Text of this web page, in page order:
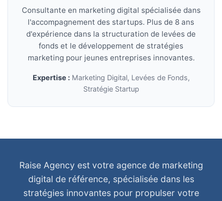
Consultante en marketing digital spécialisée dans
l'accompagnement des startups. Plus de 8 ans
d'expérience dans la structuration de levées de
fonds et le développement de stratégies
marketing pour jeunes entreprises innovantes.
Expertise :Marketing Digital, Levées de Fonds,
Stratégie Startup
Raise Agency est votre agence de marketing
digital de référence, spécialisée dans les
stratégies innovantes pour propulser votre